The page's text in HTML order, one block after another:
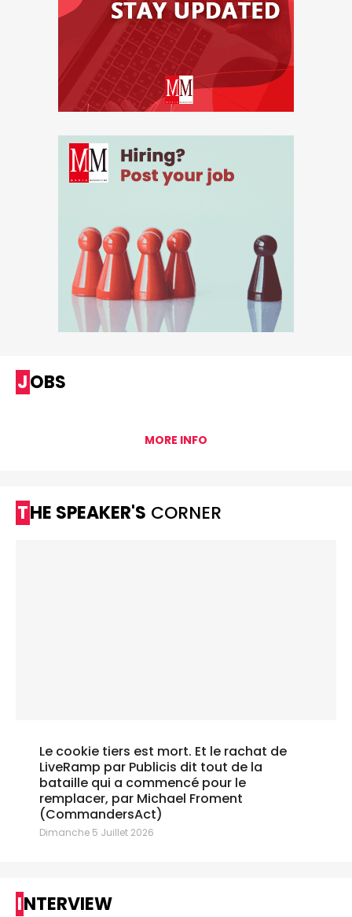
JOBS
MORE INFO
THE SPEAKER'S CORNER
Le cookie tiers est mort. Et le rachat de
LiveRamp par Publicis dit tout de la
bataille qui a commencé pour le
remplacer, par Michael Froment
(CommandersAct)
Dimanche 5 Juillet 2026
INTERVIEW